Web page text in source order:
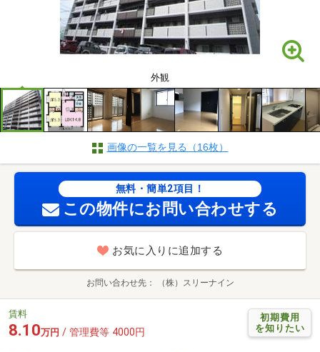
外観
画像の一覧を見る（16枚）
無料・簡単2項目！
この物件にお問い合わせする
お気に入りに追加する
お問い合わせ先 （株）スリーナイン
初期費用
を知りたい
賃料
8.10万円 / 管理費等 4000円